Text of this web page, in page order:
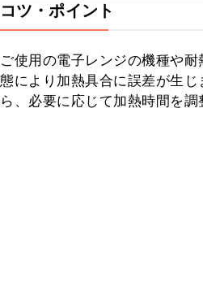
コツ・ポイント
ご使用の電子レンジの機種や
態により加熱具合に誤差が生
ら、必要に応じて加熱時間を調